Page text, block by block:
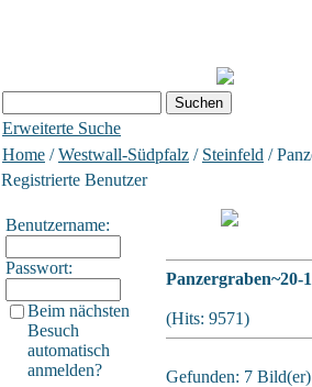
Erweiterte Suche
Home /Westwall-Südpfalz / Steinfeld /
Registrierte Benutzer
Benutzername:
Passwort:
Beim nächsten
Besuch
automatisch
anmelden?
Panzergraben~20-
(Hits: 9571)
Gefunden: 7